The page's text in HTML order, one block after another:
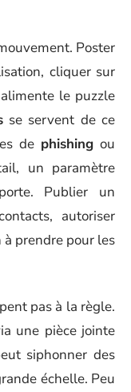
Poster
cliquer sur
le puzzle
se servent de ce
de phishingou
un paramètre
Publier un
autoriser
à prendre pour les
pas à la règle.
une pièce jointe
siphonner des
échelle. Peu